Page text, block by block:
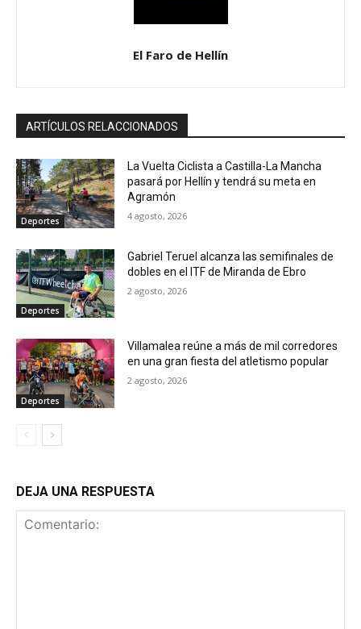
El Faro de Hellín
ARTÍCULOS RELACCIONADOS
Deportes
La Vuelta Ciclista a Castilla-La Mancha
pasará por Hellín y tendrá su meta en
Agramón
4 agosto, 2026
Deportes
Gabriel Teruel alcanza las semifinales de
dobles en el ITF de Miranda de Ebro
2 agosto, 2026
Deportes
Villamalea reúne a más de mil corredores
en una gran fiesta del atletismo popular
2 agosto, 2026
DEJA UNA RESPUESTA